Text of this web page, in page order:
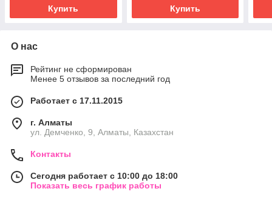
Купить Купить
О нас
Рейтинг не сформирован
Менее 5 отзывов за последний год
Работает с 17.11.2015
г. Алматы
ул. Демченко, 9, Алматы, Казахстан
Контакты
Сегодня работает с 10:00 до 18:00
Показать весь график работы